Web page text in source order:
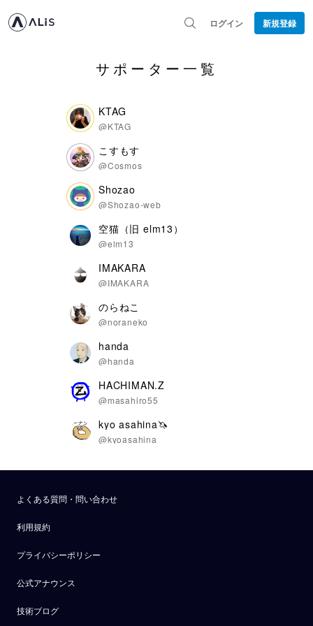
ログイン 新規登録
サポーター一覧
KTAG
@KTAG
こすもす
@Cosmos
Shozao
@Shozao-web
空猫（旧 elm13）
@elm13
IMAKARA
@IMAKARA
のらねこ
@noraneko
handa
@handa
HACHIMAN.Z
@masahiro55
kyo asahina🦄
@kyoasahina
よくある質問・問い合わせ
利用規約
プライバシーポリシー
公式アナウンス
技術ブログ